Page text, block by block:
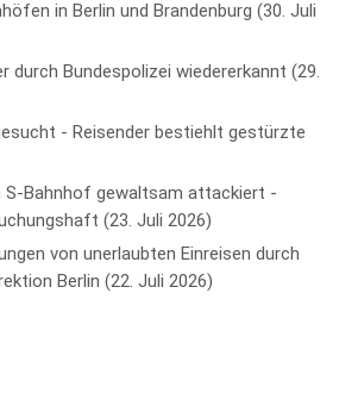
in Berlin und Brandenburg 30. Juli
durch Bundespolizei wiedererkannt
29.
- Reisender bestiehlt gestürzte
S-Bahnhof gewaltsam attackiert -
23. Juli 2026
von unerlaubten Einreisen durch
Berlin
22. Juli 2026